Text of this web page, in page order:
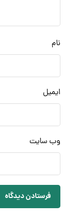
نام
ایمیل
وب‌ سایت
فرستادن دیدگاه